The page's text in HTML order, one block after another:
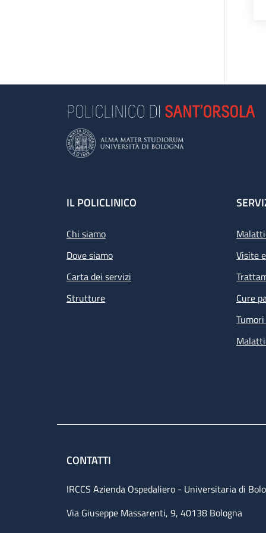
Footer
IL POLICLINICO
Chi siamo
Dove siamo
Carta dei servizi
Strutture
Visite
Cure
CONTATTI
IRCCS Azienda Ospedaliero - Universitaria di
Via Giuseppe Massarenti, 9, 40138 Bologna